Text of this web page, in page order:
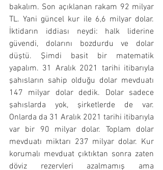
bakalım. Son açıklanan rakam 92 milyar
TL. Yani güncel kur ile 6,6 milyar dolar.
İktidarın iddiası neydi: halk liderine
güvendi, dolarını bozdurdu ve dolar
düştü. Şimdi basit bir matematik
yapalım. 31 Aralık 2021 tarihi itibarıyla
şahısların sahip olduğu dolar mevduatı
147 milyar dolar dedik. Dolar sadece
şahıslarda yok, şirketlerde de var.
Onlarda da 31 Aralık 2021 tarihi itibarıyla
var bir 90 milyar dolar. Toplam dolar
mevduatı miktarı 237 milyar dolar. Kur
korumalı mevduat çıktıktan sonra zaten
döviz rezervleri azalmamış ama